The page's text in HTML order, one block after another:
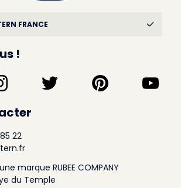
FRANCE
!
22
marque RUBEE COMPANY
du Temple